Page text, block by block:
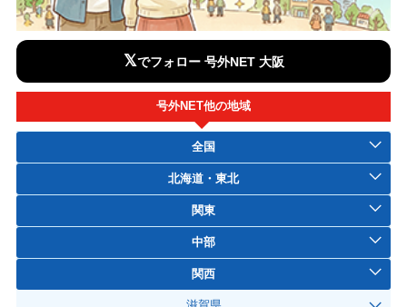
𝕏でフォロー 号外NET 大阪
号外NET他の地域
全国
北海道・東北
関東
中部
関西